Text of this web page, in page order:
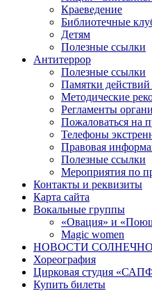
Краеведение
Библиотечные
Детям
Полезные ссылки
Антитеррор
Полезные ссылки
Памятки
Методические
Регламенты
Пожаловаться на
Телефоны
Правовая
Полезные ссылки
Мероприятия по
Контакты и реквизиты
Карта сайта
Вокальные группы
«Овация» и
Magic women
НОВОСТИ
Хореография
Цирковая студия
Купить билеты